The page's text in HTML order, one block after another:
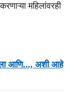
महिलांवरही
आणि..., अशी आहे